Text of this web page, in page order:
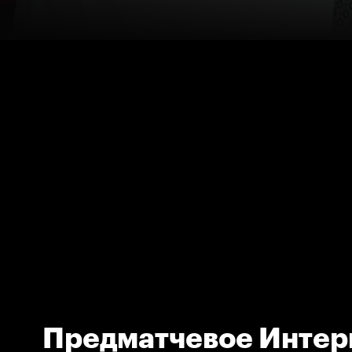
Предматчевое